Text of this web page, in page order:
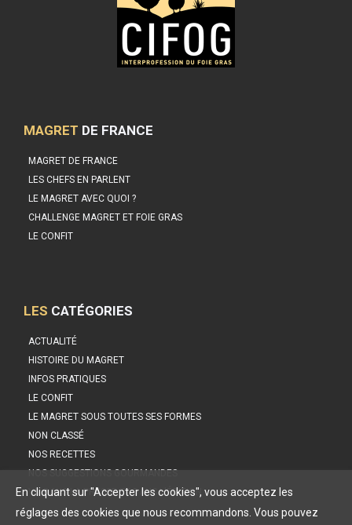
MAGRET DE FRANCE
MAGRET DE FRANCE
LES CHEFS EN PARLENT
LE MAGRET AVEC QUOI ?
CHALLENGE MAGRET ET FOIE GRAS
LE CONFIT
LES CATÉGORIES
ACTUALITÉ
HISTOIRE DU MAGRET
INFOS PRATIQUES
LE CONFIT
LE MAGRET SOUS TOUTES SES FORMES
NON CLASSÉ
NOS RECETTES
NOS SUGGESTIONS GOURMANDES
VU DANS LA PRESSE ET DANS L'ÉDITION
En cliquant sur "Accepter les cookies", vous acceptez les
réglages des cookies que nous recommandons. Vous pouvez